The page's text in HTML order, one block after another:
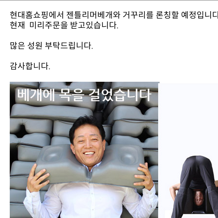
현대홈쇼핑에서 젠틀리머베개와 거꾸리를 론칭할 예정입니
현재 미리주문을 받고있습니다.
많은 성원 부탁드립니다.
감사합니다.